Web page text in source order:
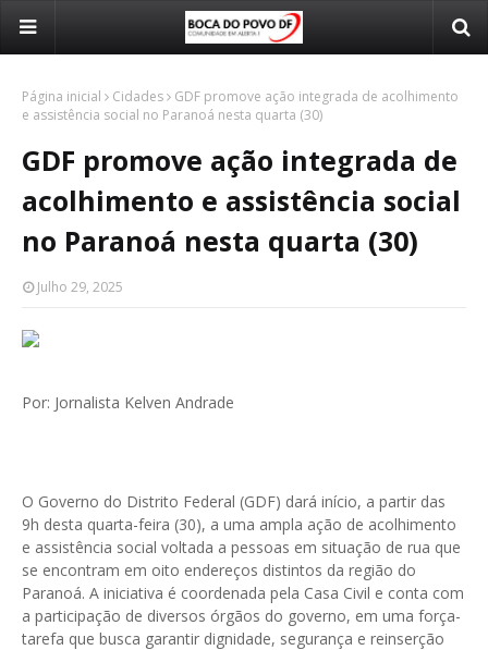
Página inicial Cidades
GDF promove ação integrada de acolhimento
e assistência social no Paranoá nesta quarta (30)
GDF promove ação integrada de
acolhimento e assistência social
no Paranoá nesta quarta (30)
Julho 29, 2025
Por: Jornalista Kelven Andrade
O Governo do Distrito Federal (GDF) dará início, a partir das
9h desta quarta-feira (30), a uma ampla ação de acolhimento
e assistência social voltada a pessoas em situação de rua que
se encontram em oito endereços distintos da região do
Paranoá. A iniciativa é coordenada pela Casa Civil e conta com
a participação de diversos órgãos do governo, em uma força-
tarefa que busca garantir dignidade, segurança e reinserção